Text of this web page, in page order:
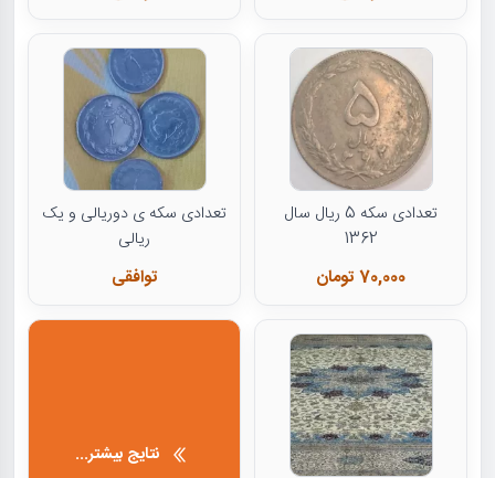
تعدادی سکه 5 ریال سال
1362
70,000 تومان
تعدادی سکه ی دوریالی و یک
ریالی
توافقی
نتایج بیشتر...